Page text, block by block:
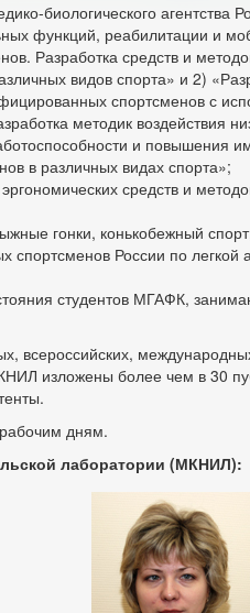
биологического
функций, реабилитации и
Разработка средств и
видов спорта» и 2)
спортсменов с
методик воздействия
и повышения
в различных видах спорта»;
средств и
гонки, конькобежный
России по легкой
студентов МГАФК,
всероссийских,
изложены более чем в 30
дням.
лаборатории (МКНИЛ):